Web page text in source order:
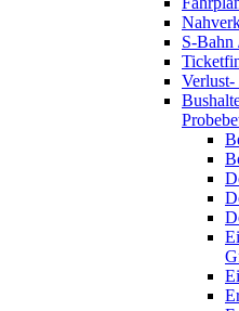
S-Bahn
Verlust-